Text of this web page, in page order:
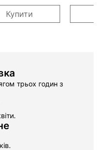
Купити
трьох годин з